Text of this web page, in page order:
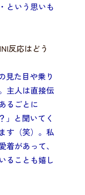
という思いも
反応はどう
見た目や乗り
主人は直接伝
るごとに
」と聞いてく
す（笑）。 私
があって、
ることも嬉し